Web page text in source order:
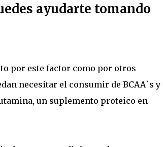
ayudarte tomando
por este factor como por otros
necesitar el consumir de BCAA´s y
un suplemento proteico en